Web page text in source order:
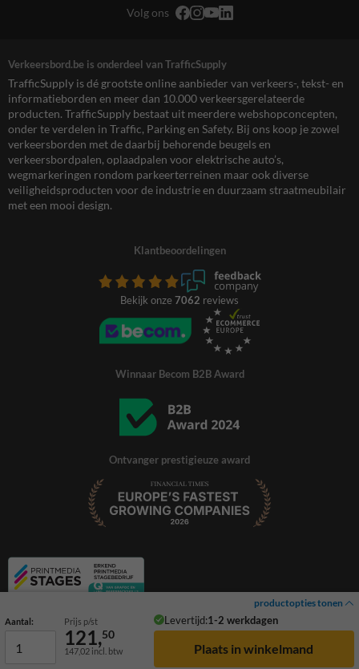
productopties tonen
Aantal: Prijs p/st Levertijd:1-2 werkdagen
121,50
147,02 incl. btw
Volg ons
Verkeersbord.be is onderdeel van TrafficSupply
TrafficSupply is dé grootste online aanbieder van verkeers-, tekst- en
informatieborden en meer dan 10.000 verkeersgerelateerde
producten. TrafficSupply bestaat uit meerdere webshopconcepten,
onder te verdelen in Traffic, Parking en Safety. Bij ons koop je zowel
verkeersborden met de daarbij behorende beugels en
verkeersbordpalen, oplaadpalen voor elektrische auto’s,
wegmarkeringen rondom parkeerterreinen maar ook diverse
veiligheidsproducten voor de industrie en duurzaam straatmeubilair
met een mooi design.
Klantbeoordelingen
Bekijk onze 7062 reviews
Winnaar Becom B2B Award
Ontvanger prestigieuze award
© 2026 TrafficSupply. Alle rechten voorbehouden.